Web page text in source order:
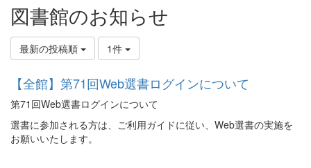
図書館のお知らせ
最新の投稿順 1件
【全館】第71回Web選書ログインについて
第71回Web選書ログインについて
選書に参加される方は、ご利用ガイドに従い、Web選書の実施を
お願いいたします。